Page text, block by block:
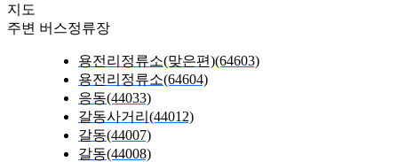
지도
주변 버스정류장
용전리정류소(맞은편)(64603)
용전리정류소(64604)
응동(44033)
갈동사거리(44012)
갈동(44007)
갈동(44008)